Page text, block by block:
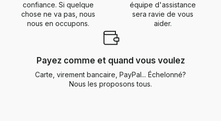
confiance. Si quelque
chose ne va pas, nous
nous en occupons.
équipe d'assistance
sera ravie de vous
aider.
Payez comme et quand vous voulez
Carte, virement bancaire, PayPal... Échelonné?
Nous les proposons tous.